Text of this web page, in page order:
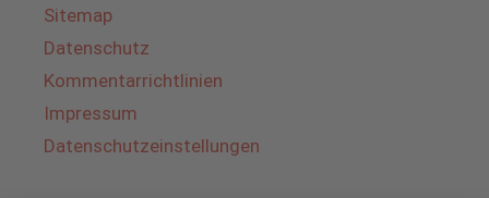
Sitemap
Datenschutz
Kommentarrichtlinien
Impressum
Datenschutzeinstellungen